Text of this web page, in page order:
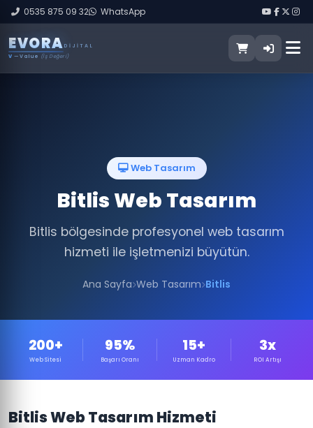
0535 875 09 32 WhatsApp
EVORA DIJITAL
V — Value (İş Değeri)
Web Tasarım
Bitlis Web Tasarım
Bitlis bölgesinde profesyonel web tasarım
hizmeti ile işletmenizi büyütün.
Ana Sayfa Web Tasarım Bitlis
200+
Web Sitesi
95%
Başarı Oranı
15+
Uzman Kadro
3x
ROI Artışı
Bitlis Web Tasarım Hizmeti